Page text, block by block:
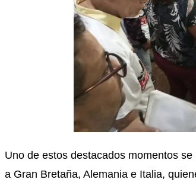
Uno de estos destacados momentos
a Gran Bretaña, Alemania e Italia,